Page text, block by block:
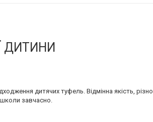
ДИТИНИ
дитячих туфель. Відмінна якість,
завчасно.